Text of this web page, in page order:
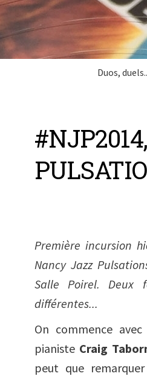
Duos,
Première incursion
Nancy Jazz
Salle Poirel. Deux
différentes...
On commence
pianiste Craig
peut que